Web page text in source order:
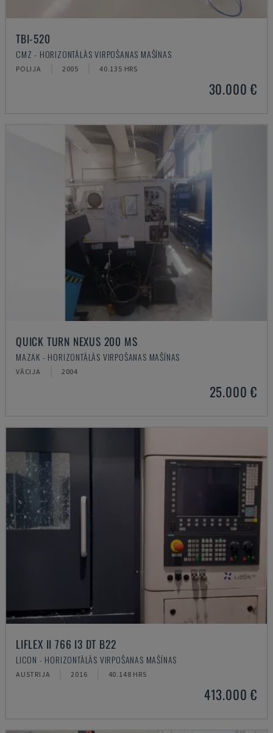
TBI-520
CMZ - HORIZONTĀLĀS VIRPOŠANAS MAŠĪNAS
POLIJA 2005 40.135 HRS
30.000 €
QUICK TURN NEXUS 200 MS
MAZAK - HORIZONTĀLĀS VIRPOŠANAS MAŠĪNAS
VĀCIJA 2004
25.000 €
LIFLEX II 766 I3 DT B22
LICON - HORIZONTĀLĀS VIRPOŠANAS MAŠĪNAS
AUSTRIJA 2016 40.148 HRS
413.000 €